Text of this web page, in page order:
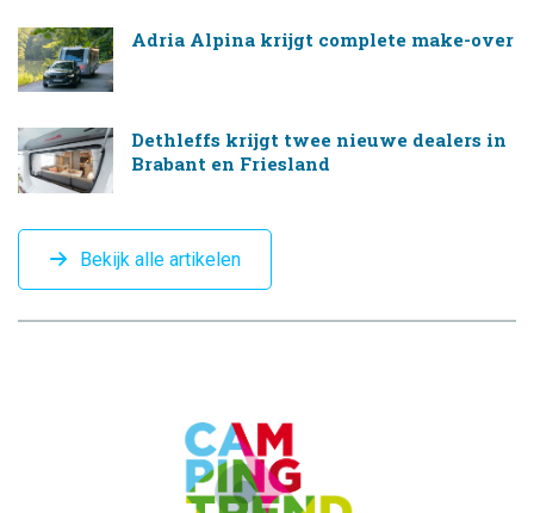
Adria Alpina krijgt complete make-over
Dethleffs krijgt twee nieuwe dealers in
Brabant en Friesland
Bekijk alle artikelen